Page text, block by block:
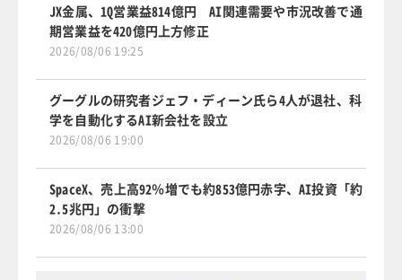
JX金属、1Q営業益814億円 AI関連需要や市況改善で通
期営業益を420億円上方修正
2026/08/06 19:25
グーグルの研究者ジェフ・ディーン氏ら4人が退社、科
学を自動化するAI新会社を設立
2026/08/06 19:00
SpaceX、売上高92％増でも約853億円赤字、AI投資「約
2.5兆円」の衝撃
2026/08/06 13:00